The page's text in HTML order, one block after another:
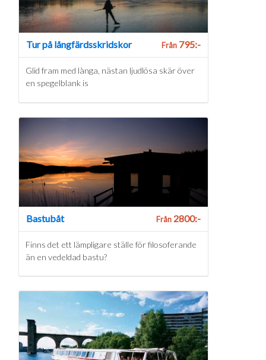
Tur på långfärdsskridskor Från795:-
Glid fram med långa, nästan ljudlösa skär över
en spegelblank is
Bastubåt Från2800:-
Finns det ett lämpligare ställe för filosoferande
än en vedeldad bastu?